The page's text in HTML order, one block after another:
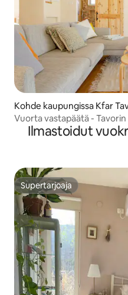
Kohde kaupungissa Kfar
Vuorta vastapäätä - Tavorin
Ilmastoidut
Supertarjoaja
Supertarjoaja